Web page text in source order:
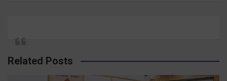
Related Posts